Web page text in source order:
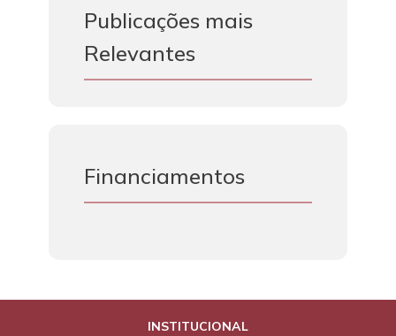
Publicações mais
Relevantes
Financiamentos
INSTITUCIONAL